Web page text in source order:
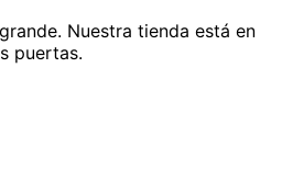
Nuestra tienda está en
puertas.